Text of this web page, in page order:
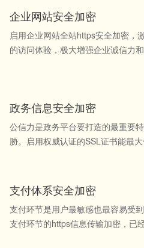
企业网站安全加密
启用企业网站全站https安全加密，
的访问体验，极大增强企业诚信力
政务信息安全加密
公信力是政务平台要打造的最重要
胁。启用权威认证的SSL证书能最
支付体系安全加密
支付环节是用户最敏感也最容易受
支付环节的https信息传输加密，已